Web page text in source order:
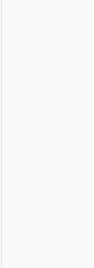
Agropecuaria -